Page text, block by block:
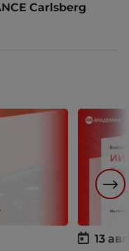
Carlsberg
13